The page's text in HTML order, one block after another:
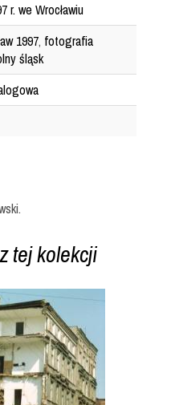
r. we Wrocławiu
1997, fotografia
śląsk
tej kolekcji